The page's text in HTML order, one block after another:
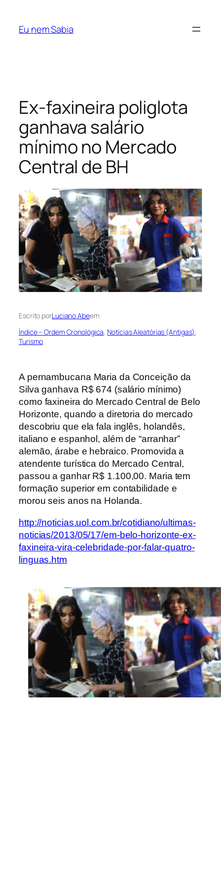
Eu nem Sabia
Ex-faxineira poliglota
ganhava salário
mínimo no Mercado
Central de BH
Escrito porLuciano Abeem
Índice – Ordem Cronológica, Notícias Aleatórias (Antigas)
Turismo
A pernambucana Maria da Conceição da
Silva ganhava R$ 674 (salário mínimo)
como faxineira do Mercado Central de Belo
Horizonte, quando a diretoria do mercado
descobriu que ela fala inglês, holandês,
italiano e espanhol, além de “arranhar”
alemão, árabe e hebraico. Promovida a
atendente turística do Mercado Central,
passou a ganhar R$ 1.100,00. Maria tem
formação superior em contabilidade e
morou seis anos na Holanda.
http://noticias.uol.com.br/cotidiano/ultimas-
noticias/2013/05/17/em-belo-horizonte-ex-
faxineira-vira-celebridade-por-falar-quatro-
linguas.htm